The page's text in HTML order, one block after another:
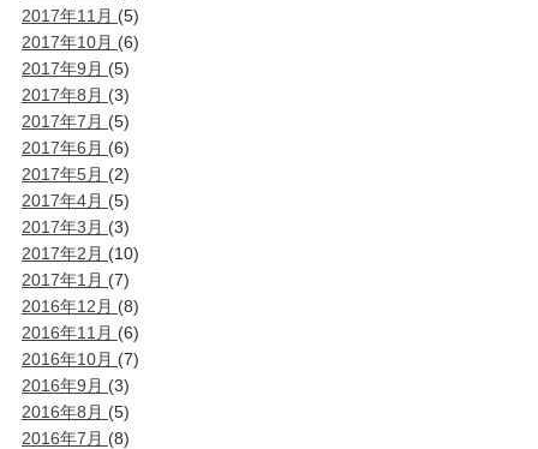
2017年11月 (5)
2017年10月 (6)
2017年9月 (5)
2017年8月 (3)
2017年7月 (5)
2017年6月 (6)
2017年5月 (2)
2017年4月 (5)
2017年3月 (3)
2017年2月 (10)
2017年1月 (7)
2016年12月 (8)
2016年11月 (6)
2016年10月 (7)
2016年9月 (3)
2016年8月 (5)
2016年7月 (8)